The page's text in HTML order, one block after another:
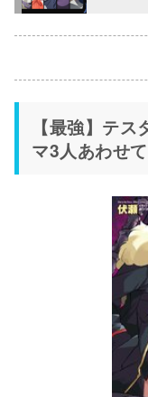
【最強】テ
マ3人あわせ